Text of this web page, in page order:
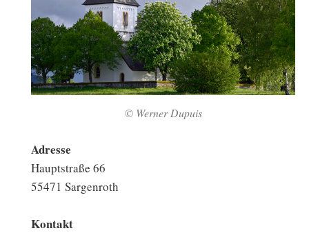
© Werner Dupuis
Adresse
Hauptstraße 66
55471 Sargenroth
Kontakt